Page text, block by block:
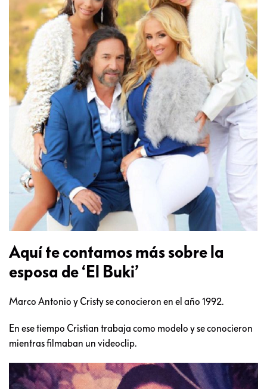
Aquí te contamos más sobre la
esposa de ‘El Buki’
Marco Antonio y Cristy se conocieron en el año 1992.
En ese tiempo Cristian trabaja como modelo y se conocieron
mientras filmaban un videoclip.